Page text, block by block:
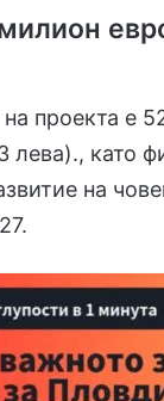
проекта е
лева)., като
на